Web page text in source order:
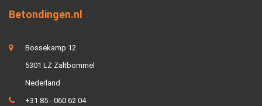
Betondingen.nl
Bossekamp 12
5301 LZ Zaltbommel
Nederland
+31 85 - 060 62 04